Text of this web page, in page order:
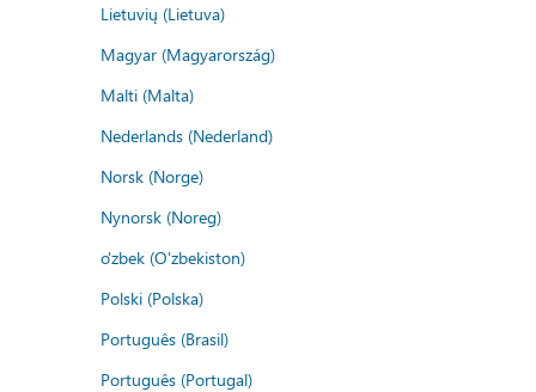
Lietuvių (Lietuva)
Magyar (Magyarország)
Malti (Malta)
Nederlands (Nederland)
Norsk (Norge)
Nynorsk (Noreg)
o'zbek (O'zbekiston)
Polski (Polska)
Português (Brasil)
Português (Portugal)